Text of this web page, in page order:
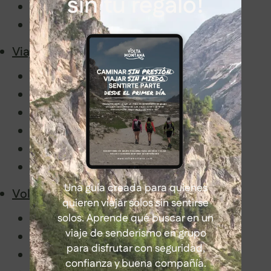
Latinoamérica
África
Viajar con nosotros
Senderismo en grupo sin miedo
Información de interés
Embajadores
Volta Montaneros
FAQ
Blog
Volta Montana
Manifiesto
Historia y valores
Guías de Volta Montana
Una guía creada para quienes
quieren viajar solos sin sentirse
solos. Aprende qué buscar en un
viaje de senderismo en grupo
para disfrutar con seguridad,
confianza y buena compañía.